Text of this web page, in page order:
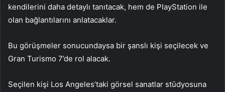
kendilerini daha detaylı tanıtacak, hem de PlayStation ile
olan bağlantılarını anlatacaklar.
Bu görüşmeler sonucundaysa bir şanslı kişi seçilecek ve
Gran Turismo 7’de rol alacak.
Seçilen kişi Los Angeles’taki görsel sanatlar stüdyosuna